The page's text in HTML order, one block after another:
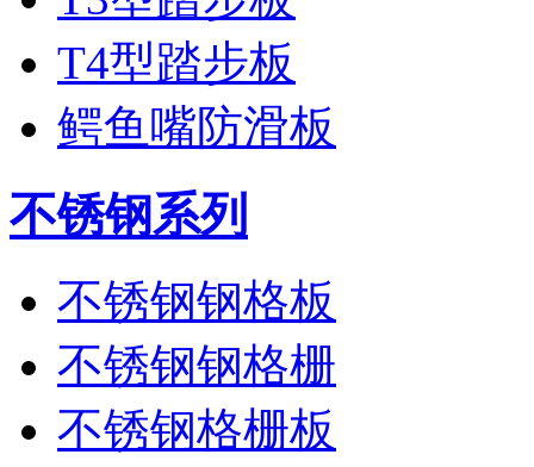
T4型踏步板
鳄鱼嘴防滑板
不锈钢系列
不锈钢钢格板
不锈钢钢格栅
不锈钢格栅板